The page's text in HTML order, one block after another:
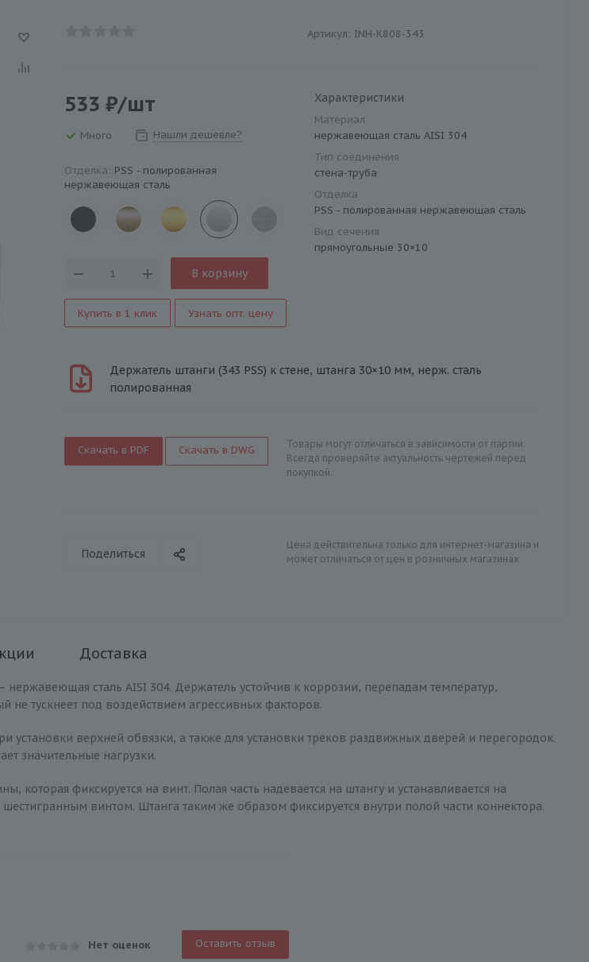
Артикул: INH-K808-343
533 ₽/шт
Много Нашли дешевле?
Отделка: PSS - полированная
нержавеющая сталь
В корзину
Купить в 1 клик Узнать опт. цену
Характеристики
Материал
нержавеющая сталь AISI 304
Тип соединения
стена-труба
Отделка
PSS - полированная нержавеющая сталь
Вид сечения
прямоугольные 30×10
Держатель штанги (343 PSS) к стене, штанга 30×10 мм, нерж. сталь
полированная
Скачать в PDF Скачать в DWG
Товары могут отличаться в зависимости от партии.
Всегда проверяйте актуальность чертежей перед
покупкой.
Поделиться
Цена действительна только для интернет-магазина и
может отличаться от цен в розничных магазинах
Доставка
сталь AISI 304. Держатель устойчив к коррозии, перепадам температур,
не тускнеет под воздействием агрессивных факторов.
установки верхней обвязки, а также для установки треков раздвижных дверей и перегородок.
значительные нагрузки.
фиксируется на винт. Полая часть надевается на штангу и устанавливается на
винтом. Штанга таким же образом фиксируется внутри полой части коннектора.
Нет оценок Оставить отзыв